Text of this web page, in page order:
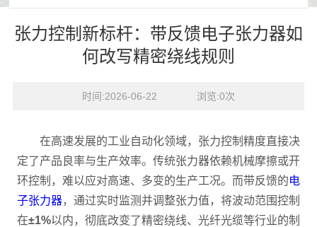
张力控制新标杆：带反馈电子张力器如
何改写精密绕线规则
时间:2026-06-22    浏览:0次
在高速发展的工业自动化领域，张力控制精度直接决
定了产品良率与生产效率。传统张力器依赖机械摩擦或开
环控制，难以应对高速、多变的生产工况。而带反馈的电
子张力器，通过实时监测并调整张力值，将波动范围控制
在±1%以内，彻底改变了精密绕线、光纤光缆等行业的制